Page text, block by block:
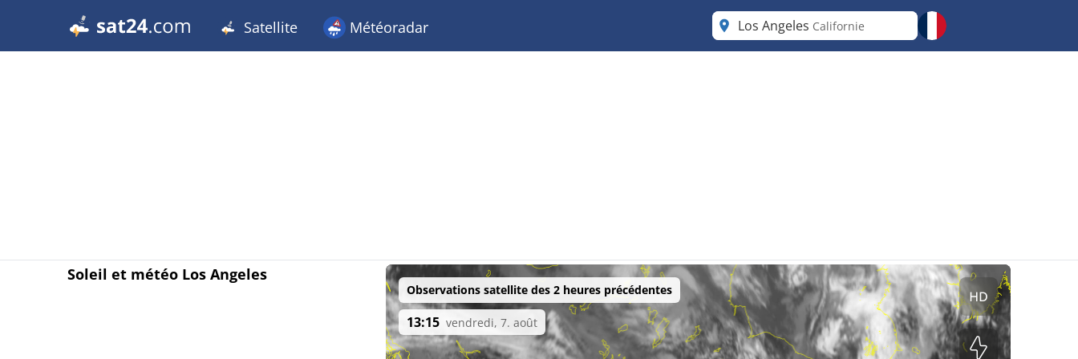
Satellite Météoradar Los Angeles Californie
Soleil et météo Los Angeles
Observations satellite des 2 heures précédentes
13:15 vendredi, 7. août